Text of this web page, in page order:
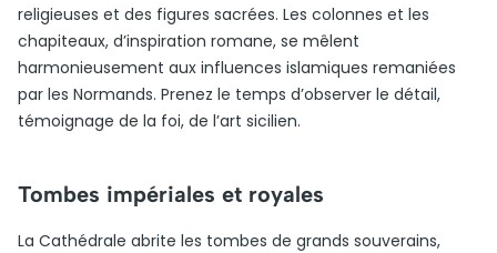
religieuses et des figures sacrées. Les colonnes et les
chapiteaux, d’inspiration romane, se mêlent
harmonieusement aux influences islamiques remaniées
par les Normands. Prenez le temps d’observer le détail,
témoignage de la foi, de l’art sicilien.
Tombes impériales et royales
La Cathédrale abrite les tombes de grands souverains,